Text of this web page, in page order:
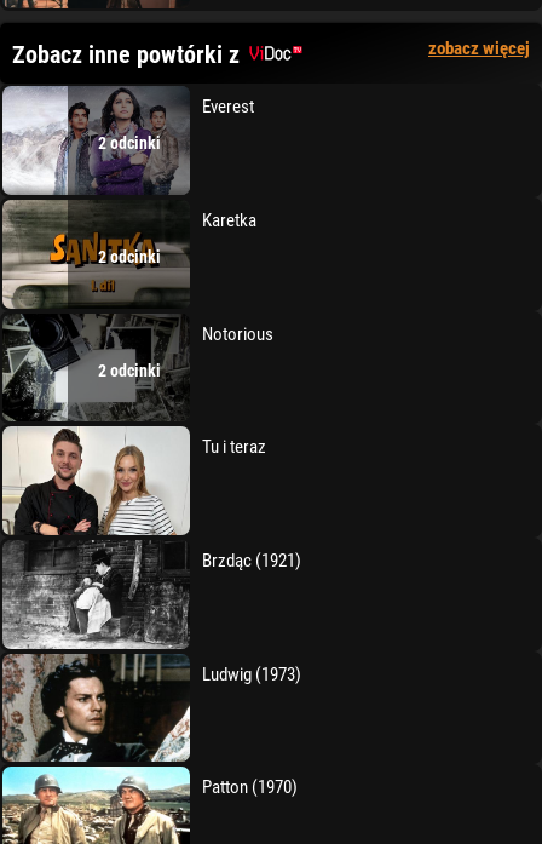
Zobacz inne powtórki z zobacz więcej
2 odcinki
Everest
2 odcinki
Karetka
2 odcinki
Notorious
Tu i teraz
Brzdąc (1921)
Ludwig (1973)
Patton (1970)